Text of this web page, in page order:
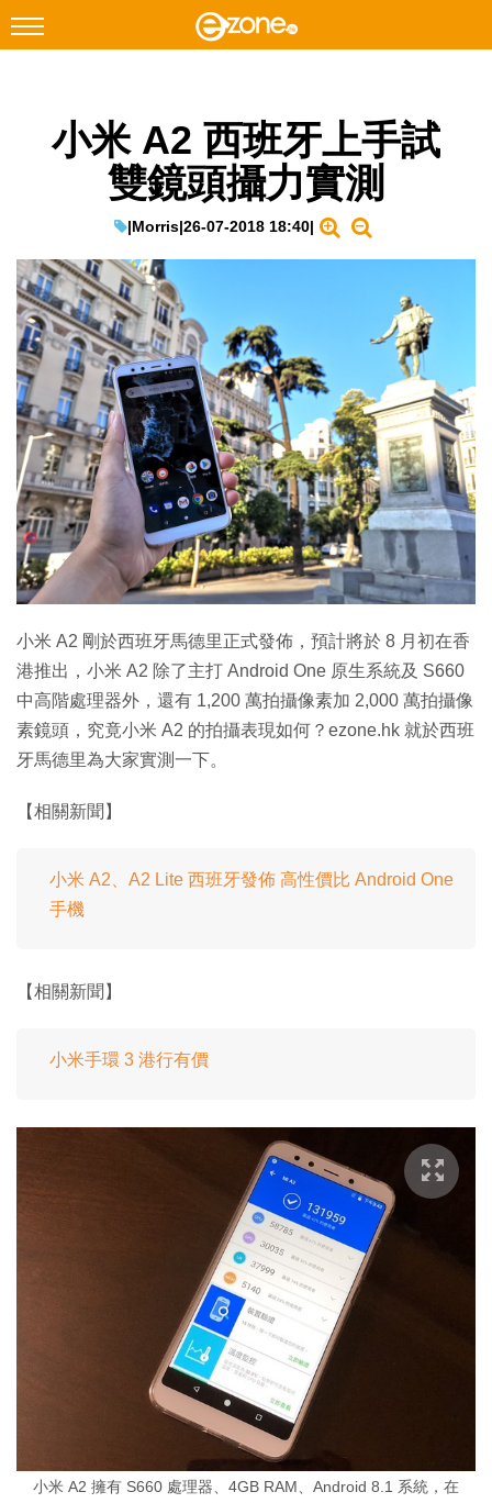
Facebook Instagram
遊戲動漫
教學評測
EduTech
IT Times
生成式AI與雲端應用
Enterprise Digital Transformation
特集
小米 A2 西班牙上手試
雙鏡頭攝力實測
|Morris|26-07-2018 18:40|
小米 A2 剛於西班牙馬德里正式發佈，預計將於 8 月初在香
港推出，小米 A2 除了主打 Android One 原生系統及 S660
中高階處理器外，還有 1,200 萬拍攝像素加 2,000 萬拍攝像
素鏡頭，究竟小米 A2 的拍攝表現如何？ezone.hk 就於西班
牙馬德里為大家實測一下。
【相關新聞】
小米 A2、A2 Lite 西班牙發佈 高性價比 Android One
手機
【相關新聞】
小米手環 3 港行有價
小米 A2 擁有 S660 處理器、4GB RAM、Android 8.1 系統，在